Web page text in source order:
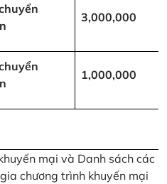
3,000,000
1,000,000
mại và Danh sách các
chương trình khuyến mại